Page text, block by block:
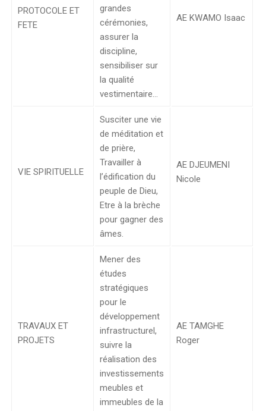
PROTOCOLE ET
FETE
grandes
cérémonies,
assurer la
discipline,
sensibiliser sur
la qualité
vestimentaire…
AE KWAMO Isaac
VIE SPIRITUELLE
Susciter une vie
de méditation et
de prière,
Travailler à
l’édification du
peuple de Dieu,
Etre à la brèche
pour gagner des
âmes.
AE DJEUMENI
Nicole
TRAVAUX ET
PROJETS
Mener des
études
stratégiques
pour le
développement
infrastructurel,
suivre la
réalisation des
investissements
meubles et
immeubles de la
AE TAMGHE
Roger